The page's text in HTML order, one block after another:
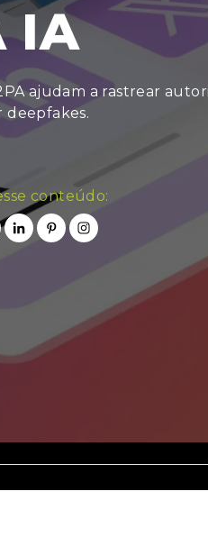
IA
ajudam a rastrear
deepfakes.
conteúdo: